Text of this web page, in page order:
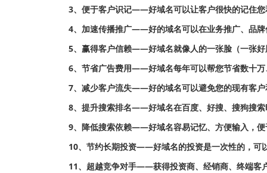
3、便于客户识记——好域名可以让客户很快的记住您
4、加速传播推广——好的域名可以在业务推广、品牌
5、赢得客户信赖——好域名就像人的一张脸（一张
6、节省广告费用——好域名每年可以帮您节省数十
7、减少客户流失——好的域名可以避免您的现有客户
8、提升搜索排名——好域名在百度、好搜、搜狗搜
9、降低搜索依赖——好域名容易记忆、方便输入，便
10、节约长期投资——好域名的投资是一次性的，可
11、超越竞争对手——获得投资商、经销商、终端客